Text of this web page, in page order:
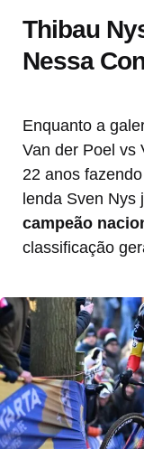
Thibau
Nessa
Enquanto a
Van der Poel vs
22 anos
lenda Sven Nys
campeão
classificação